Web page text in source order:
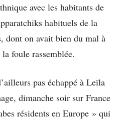
avec les habitants de
habituels de la
dont on avait bien du mal à
foule rassemblée.
pas échappé à Leïla
dimanche soir sur France
résidents en Europe » qui